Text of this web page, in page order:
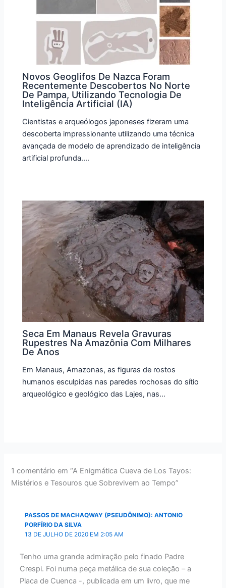
Novos Geoglifos De Nazca Foram
Recentemente Descobertos No Norte
De Pampa, Utilizando Tecnologia De
Inteligência Artificial (IA)
Cientistas e arqueólogos japoneses fizeram uma
descoberta impressionante utilizando uma técnica
avançada de modelo de aprendizado de inteligência
artificial profunda.…
Seca Em Manaus Revela Gravuras
Rupestres Na Amazônia Com Milhares
De Anos
Em Manaus, Amazonas, as figuras de rostos
humanos esculpidas nas paredes rochosas do sítio
arqueológico e geológico das Lajes, nas…
1 comentário em “A Enigmática Cueva de Los Tayos:
Mistérios e Tesouros que Sobrevivem ao Tempo”
PASSOS DE MACHAQWAY (PSEUDÔNIMO): ANTONIO
PORFÍRIO DA SILVA
13 DE JULHO DE 2020 EM 2:05 AM
Tenho uma grande admiração pelo finado Padre
Crespi. Foi numa peça metálica de sua coleção – a
Placa de Cuenca -, publicada em um livro, que me